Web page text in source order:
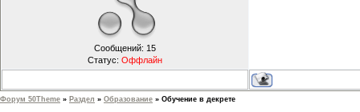
Сообщений: 15
Статус: Оффлайн
Форум 50Theme » Раздел » Образование » Обучение в декрете